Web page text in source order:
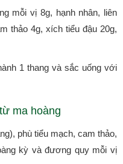
mỗi vị 8g, hạnh nhân, liên
thảo 4g, xích tiểu đậu 20g,
1 thang và sắc uống với
ma hoàng
phù tiểu mạch, cam thảo,
kỳ và đương quy mỗi vị